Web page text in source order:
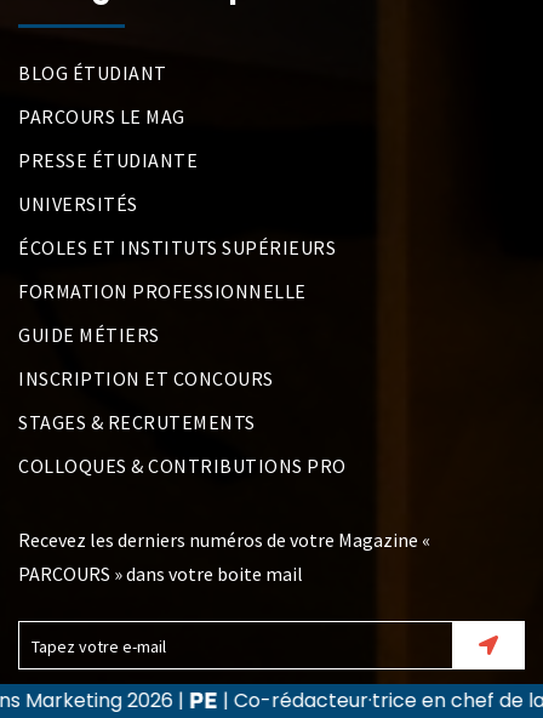
| Co-rédacteur·trice en chef de la revue Recherche
BLOG ÉTUDIANT
PARCOURS LE MAG
PRESSE ÉTUDIANTE
UNIVERSITÉS
ÉCOLES ET INSTITUTS SUPÉRIEURS
FORMATION PROFESSIONNELLE
GUIDE MÉTIERS
INSCRIPTION ET CONCOURS
STAGES & RECRUTEMENTS
COLLOQUES & CONTRIBUTIONS PRO
Recevez les derniers numéros de votre Magazine «
PARCOURS » dans votre boite mail